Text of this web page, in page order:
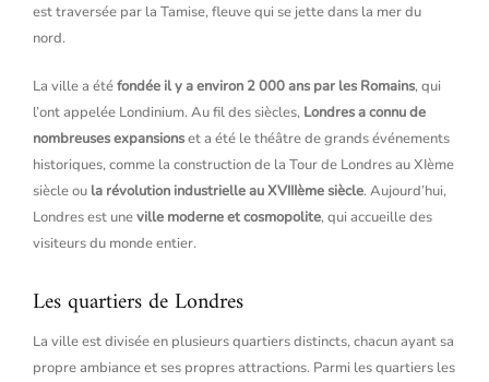
est traversée par la Tamise, fleuve qui se jette dans la mer du
nord.
La ville a étéfondée il y a environ 2 000 ans par les Romains, qui
l’ont appelée Londinium. Au fil des siècles, Londres a connu de
nombreuses expansionset a été le théâtre de grands événements
historiques, comme la construction de la Tour de Londres au XIème
siècle ou la révolution industrielle au XVIIIème siècle. Aujourd’hui,
Londres est uneville moderne et cosmopolite, qui accueille des
visiteurs du monde entier.
Les quartiers de Londres
La ville est divisée en plusieurs quartiers distincts, chacun ayant sa
propre ambiance et ses propres attractions. Parmi les quartiers les